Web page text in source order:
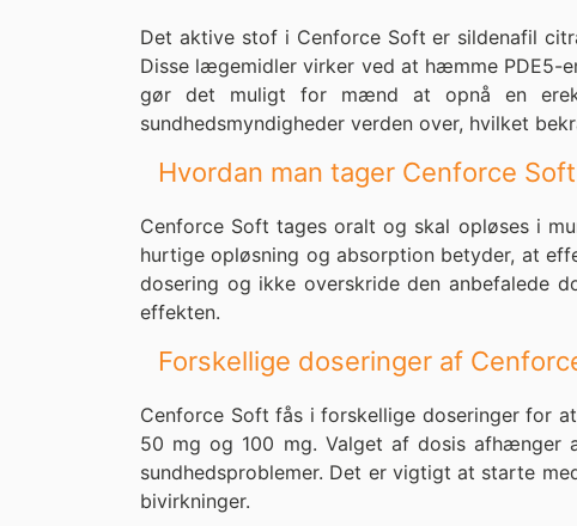
Det aktive stof i Cenforce Soft er sildenafil
Disse lægemidler virker ved at hæmme PDE5-
gør det muligt for mænd at opnå en
sundhedsmyndigheder verden over, hvilket
Hvordan man tager Cenforce Soft
Cenforce Soft tages oralt og skal opløses i
hurtige opløsning og absorption betyder, at
dosering og ikke overskride den anbefalede
effekten.
Forskellige doseringer af
Cenforce Soft fås i forskellige doseringer for
50 mg og 100 mg. Valget af dosis afhænger
sundhedsproblemer. Det er vigtigt at starte
bivirkninger.